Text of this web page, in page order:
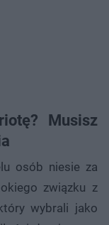
Musisz
osób niesie za
związku z
wybrali jako